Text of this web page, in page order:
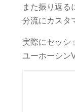
また振り返る
分流にカスタ
実際にセッシ
ユーホーシン